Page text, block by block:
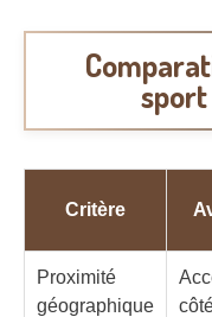
Critère
Proximité
géographique